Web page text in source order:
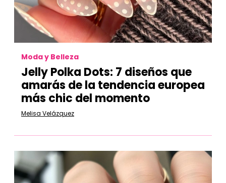
Moda y Belleza
Jelly Polka Dots: 7 diseños que
amarás de la tendencia europea
más chic del momento
Melisa Velázquez